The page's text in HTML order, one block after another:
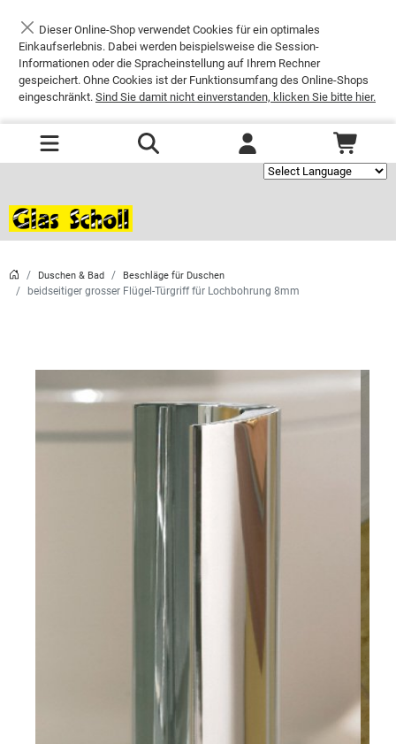
Schließen
Dieser Online-Shop verwendet Cookies für ein optimales
Einkaufserlebnis. Dabei werden beispielsweise die Session-
Informationen oder die Spracheinstellung auf Ihrem Rechner
gespeichert. Ohne Cookies ist der Funktionsumfang des Online-Shops
eingeschränkt. Sind Sie damit nicht einverstanden, klicken Sie bitte hier.
Duschen & Bad Beschläge für Duschen
beidseitiger grosser Flügel-Türgriff für Lochbohrung 8mm